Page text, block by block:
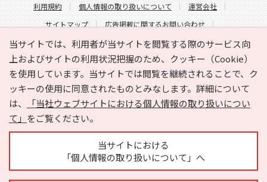
当サイトでは、利用者が当サイトを閲覧する際のサービス向
上およびサイトの利用状況把握のため、クッキー（Cookie）
を使用しています。当サイトでは閲覧を継続されることで、ク
ッキーの使用に同意されたものとみなします。詳細について
は、
「当社ウェブサイトにおける個人情報の取り扱いについ
て」 をご覧ください。
当サイトにおける
「個人情報の取り扱いについて」へ
利用規約
個人情報の取り扱いについて
運営会社
サイトマップ
広告掲載に関するお問い合わせ
サイトの内容に関するお問い合わせ
Copyright © HYOJITO.Co.,Ltd. All Rights Reserved.